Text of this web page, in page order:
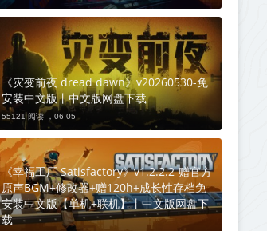
《灾变前夜 dread dawn》v20260530-免
安装中文版丨中文版网盘下载
55121 阅读 ， 06-05
《幸福工厂 Satisfactory》v1.2.2.2-赠官方
原声BGM+修改器+赠120h+成长性存档免
安装中文版【单机+联机】丨中文版网盘下
载